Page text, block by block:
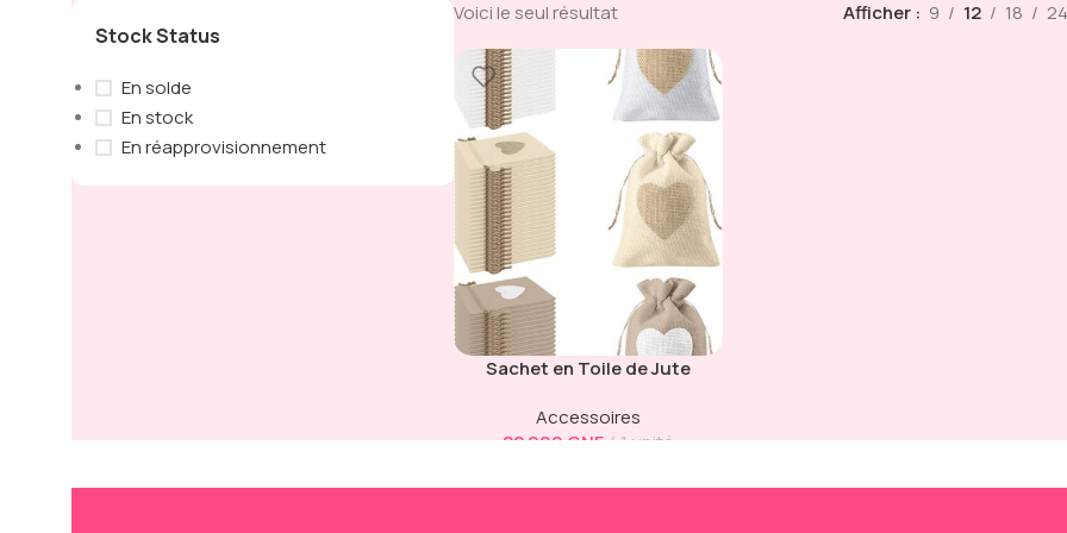
Stock Status
En solde
En stock
En réapprovisionnement
Voici le seul résultat Afficher 9 12 18
Sachet en Toile de Jute
Accessoires
22 000 GNF 1 unité